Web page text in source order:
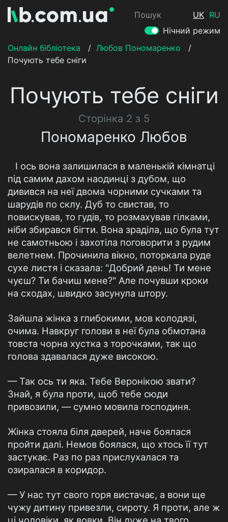
Пошук UK RU
Нічний режим
Онлайн бібліотека
/ Любов Пономаренко
/
Почують тебе сніги
Почують тебе сніги
Сторінка 2 з 5
Пономаренко Любов
І ось вона залишилася в маленькій кімнатці
під самим дахом наодинці з дубом, що
дивився на неї двома чорними сучками та
шарудів по склу. Дуб то свистав, то
повискував, то гудів, то розмахував гілками,
ніби збирався бігти. Вона зраділа, що була тут
не самотньою і захотіла поговорити з рудим
велетнем. Прочинила вікно, поторкала руде
сухе листя і сказала: "Добрий день! Ти мене
чуєш? Ти бачиш мене?" Але почувши кроки
на сходах, швидко засунула штору.
Зайшла жінка з глибокими, мов колодязі,
очима. Навкруг голови в неї була обмотана
товста чорна хустка з торочками, так що
голова здавалася дуже високою.
— Так ось ти яка. Тебе Веронікою звати?
Знай, я була проти, щоб тебе сюди
привозили, — сумно мовила господиня.
Жінка стояла біля дверей, наче боялася
пройти далі. Немов боялася, що хтось її тут
застукає. Раз по раз прислухалася та
озиралася в коридор.
— У нас тут свого горя вистачає, а вони ще
чужу дитину привезли, сироту. Я проти, але ж